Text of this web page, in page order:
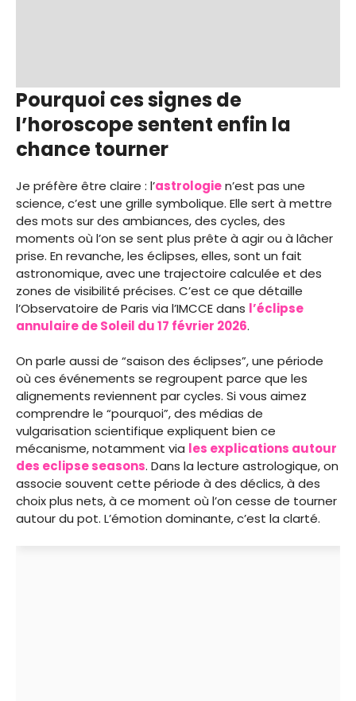
Pourquoi ces signes de
l’horoscope sentent enfin la
chance tourner
Je préfère être claire : l’astrologien’est pas une
science, c’est une grille symbolique. Elle sert à mettre
des mots sur des ambiances, des cycles, des
moments où l’on se sent plus prête à agir ou à lâcher
prise. En revanche, les éclipses, elles, sont un fait
astronomique, avec une trajectoire calculée et des
zones de visibilité précises. C’est ce que détaille
l’Observatoire de Paris via l’IMCCE dans l’éclipse
annulaire de Soleil du 17 février 2026.
On parle aussi de “saison des éclipses”, une période
où ces événements se regroupent parce que les
alignements reviennent par cycles. Si vous aimez
comprendre le “pourquoi”, des médias de
vulgarisation scientifique expliquent bien ce
mécanisme, notamment via les explications autour
des eclipse seasons. Dans la lecture astrologique, on
associe souvent cette période à des déclics, à des
choix plus nets, à ce moment où l’on cesse de tourner
autour du pot. L’émotion dominante, c’est la clarté.